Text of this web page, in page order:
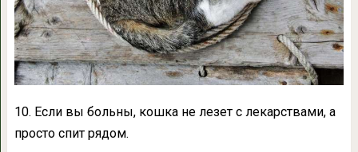
10. Если вы больны, кошка не лезет с лекарствами, а
просто спит рядом.